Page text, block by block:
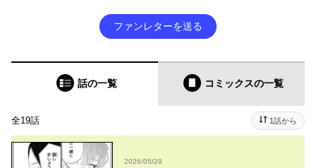
ファンレターを送る
話の一覧 コミックスの一覧
全19話 1話から
2026/05/29